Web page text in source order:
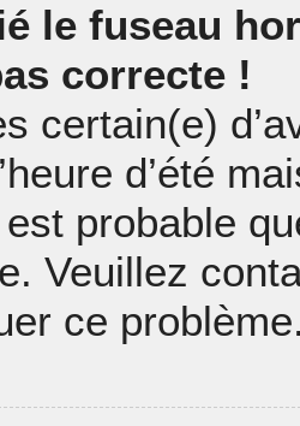
le fuseau
correcte !
certain(e)
d’été
probable
Veuillez
ce